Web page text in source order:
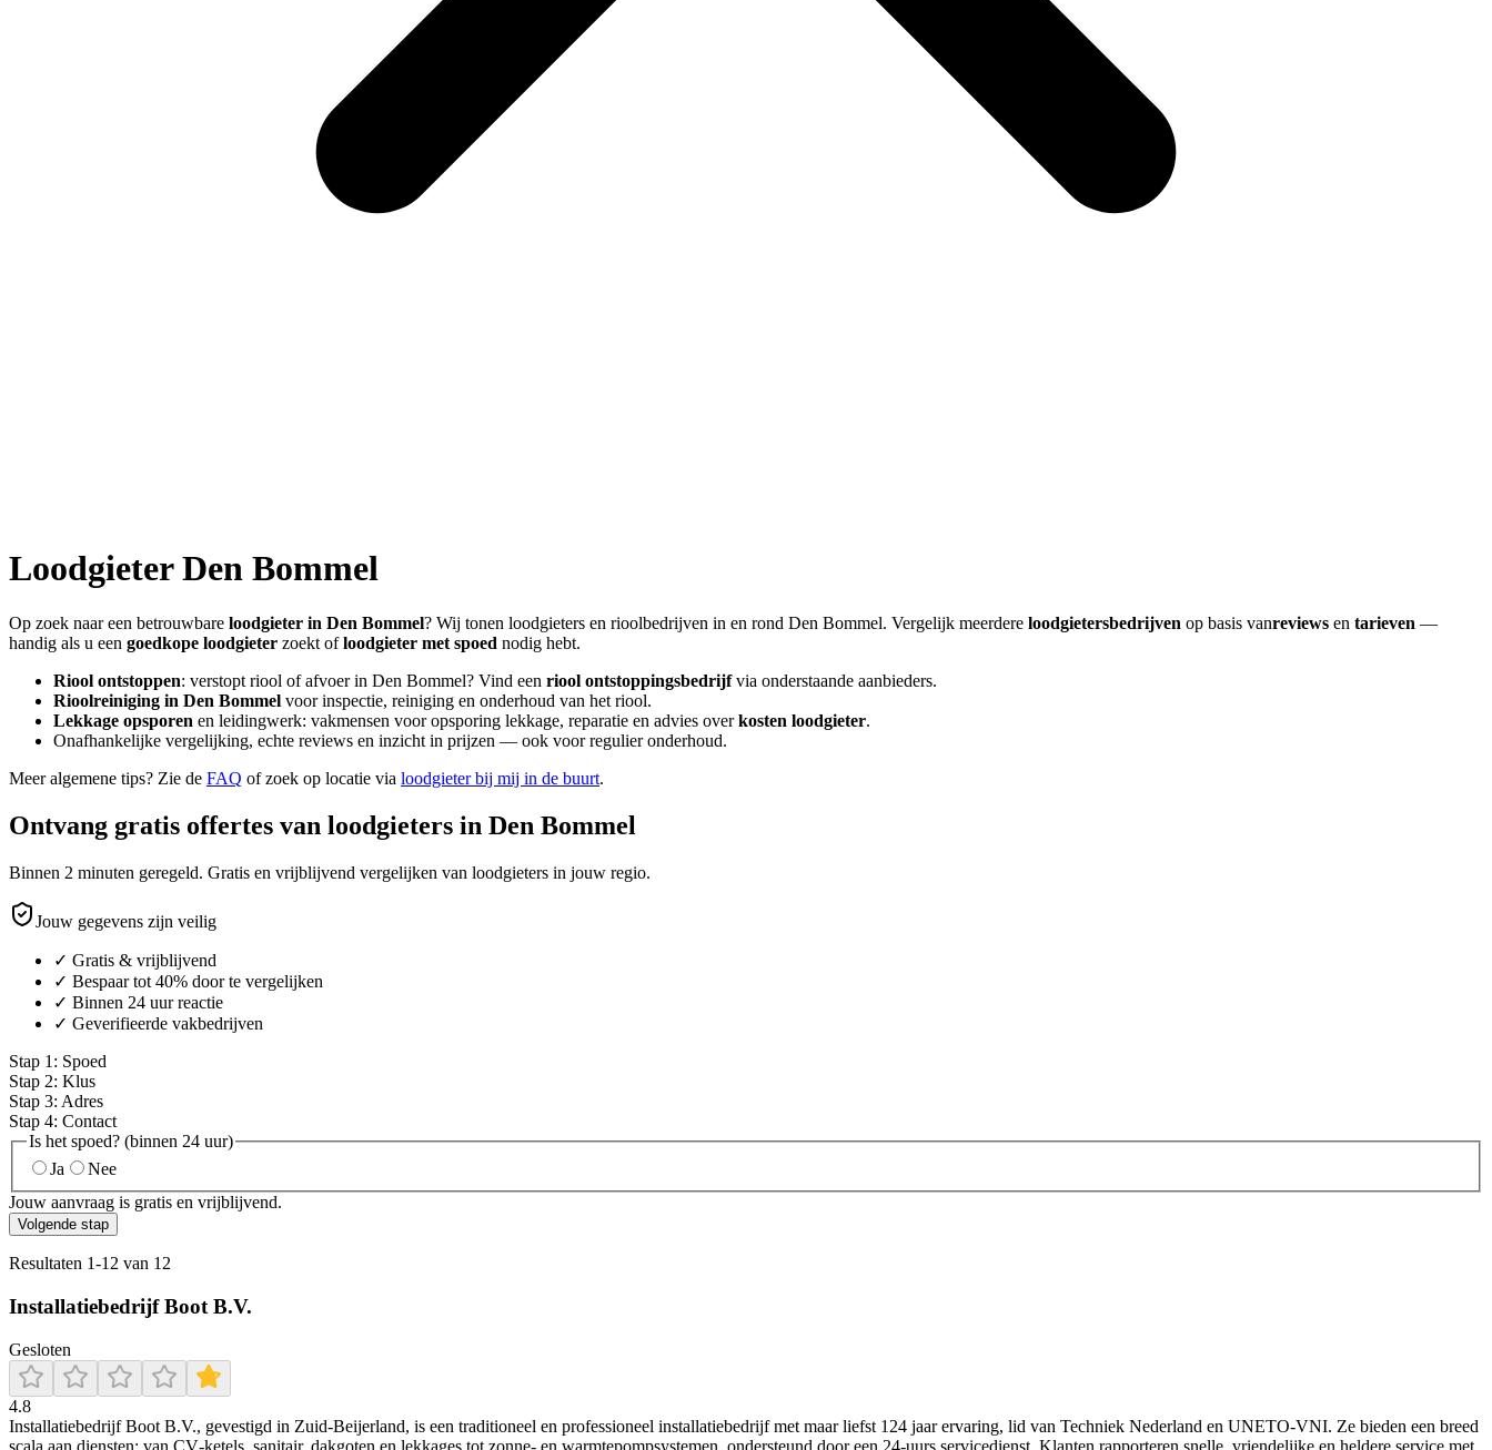
LoodgieterDen Bommel
Op zoek naar een betrouwbare loodgieter in Den Bommel? Wij tonen loodgieters en rioolbedrijven in en rond Den Bommel. Vergelijk meerdere loodgietersbedrijven op basis vanreviews en tarieven —
handig als u een goedkope loodgieter zoekt ofloodgieter met spoed nodig hebt.
Riool ontstoppen: verstopt riool of afvoer in Den Bommel? Vind een riool ontstoppingsbedrijfvia onderstaande aanbieders.
Rioolreiniging in Den Bommel voor inspectie, reiniging en onderhoud van het riool.
Lekkage opsporen en leidingwerk: vakmensen voor opsporing lekkage, reparatie en advies overkosten loodgieter.
Onafhankelijke vergelijking, echte reviews en inzicht in prijzen — ook voor regulier onderhoud.
Meer algemene tips? Zie de FAQ of zoek op locatie via loodgieter bij mij in de buurt.
Ontvang gratis offertes van loodgieters in Den Bommel
Binnen 2 minuten geregeld. Gratis en vrijblijvend vergelijken van loodgieters in jouw regio.
Jouw gegevens zijn veilig
✓ Gratis & vrijblijvend
✓ Bespaar tot 40% door te vergelijken
✓ Binnen 24 uur reactie
✓ Geverifieerde vakbedrijven
Stap 1 : Spoed
Stap 2: Klus
Stap 3: Adres
Stap 4: Contact
Is het spoed? (binnen 24 uur)
Ja
Nee
Jouw aanvraag is gratis en vrijblijvend.
Volgende stap
Resultaten 1-12 van 12
Installatiebedrijf Boot B.V.
Gesloten
4.8
Installatiebedrijf Boot B.V., gevestigd in Zuid‑Beijerland, is een traditioneel en professioneel installatiebedrijf met maar liefst 124 jaar ervaring, lid van Techniek Nederland en UNETO‑VNI. Ze bieden een breed
scala aan diensten: van CV‑ketels, sanitair, dakgoten en lekkages tot zonne‑ en warmtepompsystemen, ondersteund door een 24‑uurs servicedienst. Klanten rapporteren snelle, vriendelijke en heldere service met